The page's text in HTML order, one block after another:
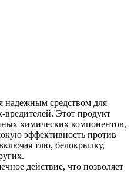
надежным средством для
Этот продукт
химических компонентов,
эффективность против
тлю, белокрылку,
действие, что позволяет